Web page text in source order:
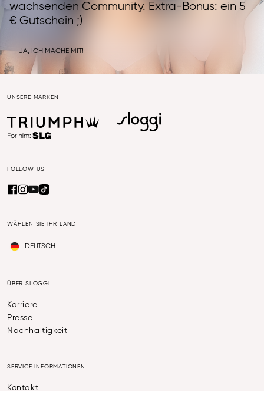
wachsenden Community. Extra-Bonus: ein 5
€ Gutschein ;)
JA, ICH MACHE MIT!
UNSERE MARKEN
FOLLOW US
WÄHLEN SIE IHR LAND
DEUTSCH
ÜBER SLOGGI
Karriere
Presse
Nachhaltigkeit
SERVICE INFORMATIONEN
Kontakt